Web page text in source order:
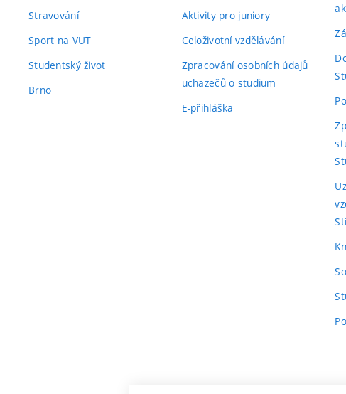
Stravování
Sport na VUT
Studentský život
Brno
Aktivity pro juniory
Celoživotní vzdělávání
Zpracování osobních údajů
uchazečů o studium
E-přihláška